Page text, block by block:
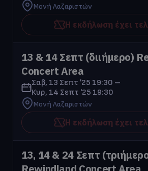
Μονή Λαζαριστών
Η εκδήλωση έχει
13 & 14 Σεπτ (διιήμερο)
Concert Area
Σαβ, 13 Σεπτ '25 19:30 –
Κυρ, 14 Σεπτ '25 19:30
Μονή Λαζαριστών
Η εκδήλωση έχει
13, 14 & 24 Σεπτ